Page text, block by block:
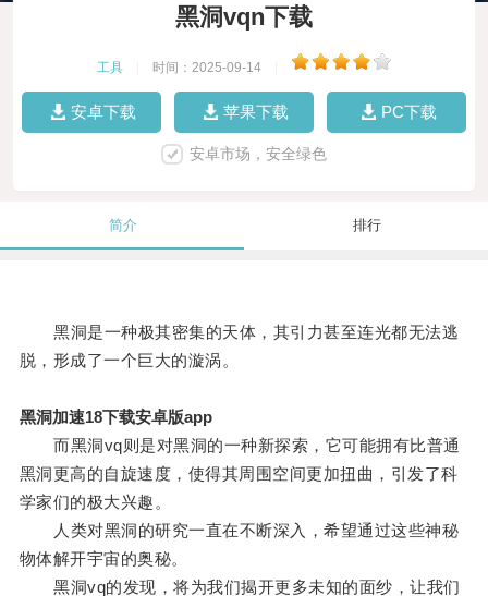
黑洞vqn下载
工具 时间：2025-09-14
安卓下载 苹果下载 PC下载
安卓市场，安全绿色
简介 排行
黑洞是一种极其密集的天体，其引力甚至连光都无法逃
脱，形成了一个巨大的漩涡。
黑洞加速18下载安卓版app
而黑洞vq则是对黑洞的一种新探索，它可能拥有比普通
黑洞更高的自旋速度，使得其周围空间更加扭曲，引发了科
学家们的极大兴趣。
人类对黑洞的研究一直在不断深入，希望通过这些神秘
物体解开宇宙的奥秘。
黑洞vq的发现，将为我们揭开更多未知的面纱，让我们